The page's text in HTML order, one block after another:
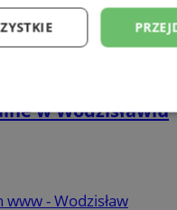
w Wodzisławiu
- Wodzisław